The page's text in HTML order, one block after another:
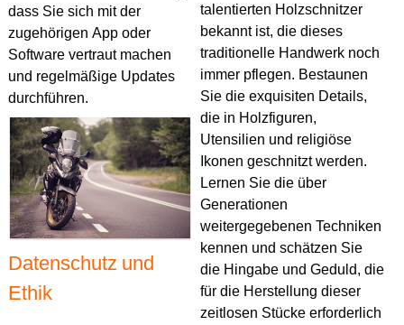
dass Sie sich mit der
zugehörigen App oder
Software vertraut machen
und regelmäßige Updates
durchführen.
Datenschutz und
Ethik
talentierten Holzschnitzer
bekannt ist, die dieses
traditionelle Handwerk noch
immer pflegen. Bestaunen
Sie die exquisiten Details,
die in Holzfiguren,
Utensilien und religiöse
Ikonen geschnitzt werden.
Lernen Sie die über
Generationen
weitergegebenen Techniken
kennen und schätzen Sie
die Hingabe und Geduld, die
für die Herstellung dieser
zeitlosen Stücke erforderlich